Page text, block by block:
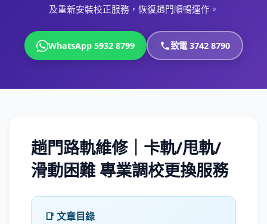
及重新安裝校正服務，恢復趟門順暢運作。
WhatsApp 5932 8799 致電 3742 8790
趟門路軌維修｜卡軌/甩軌/
滑動困難 專業調校更換服務
📑 文章目錄